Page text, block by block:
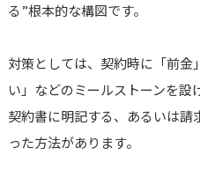
る”根本的な構図です。
対策としては、契約時に「前
い」などのミールストーンを設
契約書に明記する、あるいは
った方法があります。